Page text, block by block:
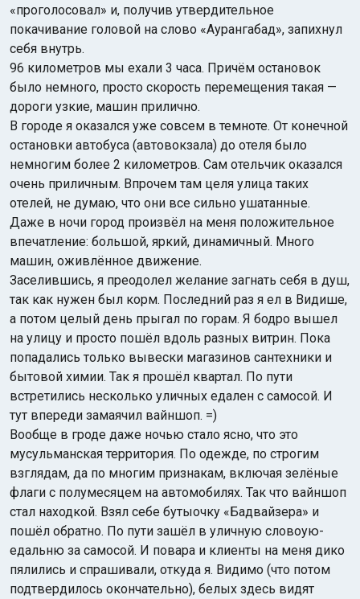
«проголосовал» и, получив утвердительное
покачивание головой на слово «Аурангабад», запихнул
себя внутрь.
96 километров мы ехали 3 часа. Причём остановок
было немного, просто скорость перемещения такая —
дороги узкие, машин прилично.
В городе я оказался уже совсем в темноте. От конечной
остановки автобуса (автовокзала) до отеля было
немногим более 2 километров. Сам отельчик оказался
очень приличным. Впрочем там целя улица таких
отелей, не думаю, что они все сильно ушатанные.
Даже в ночи город произвёл на меня положительное
впечатление: большой, яркий, динамичный. Много
машин, оживлённое движение.
Заселившись, я преодолел желание загнать себя в душ,
так как нужен был корм. Последний раз я ел в Видише,
а потом целый день прыгал по горам. Я бодро вышел
на улицу и просто пошёл вдоль разных витрин. Пока
попадались только вывески магазинов сантехники и
бытовой химии. Так я прошёл квартал. По пути
встретились несколько уличных едален с самосой. И
тут впереди замаячил вайншоп. =)
Вообще в гроде даже ночью стало ясно, что это
мусульманская территория. По одежде, по строгим
взглядам, да по многим признакам, включая зелёные
флаги с полумесяцем на автомобилях. Так что вайншоп
стал находкой. Взял себе бутыочку «Бадвайзера» и
пошёл обратно. По пути зашёл в уличную словоую-
едальню за самосой. И повара и клиенты на меня дико
пялились и спрашивали, откуда я. Видимо (что потом
подтвердилось окончательно), белых здесь видят